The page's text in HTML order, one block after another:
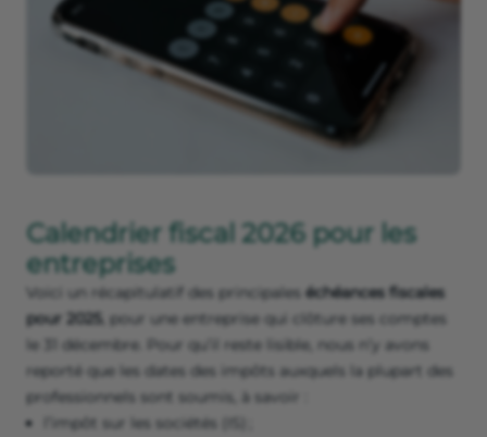
Calendrier fiscal 2026 pour les
entreprises
Voici un récapitulatif des principales échéances fiscales
pour 2025 , pour une entreprise qui clôture ses comptes
le 31 décembre. Pour qu’il reste lisible, nous n’y avons
reporté que les dates des impôts auxquels la plupart des
professionnels sont soumis, à savoir :
l’impôt sur les sociétés (IS) ;